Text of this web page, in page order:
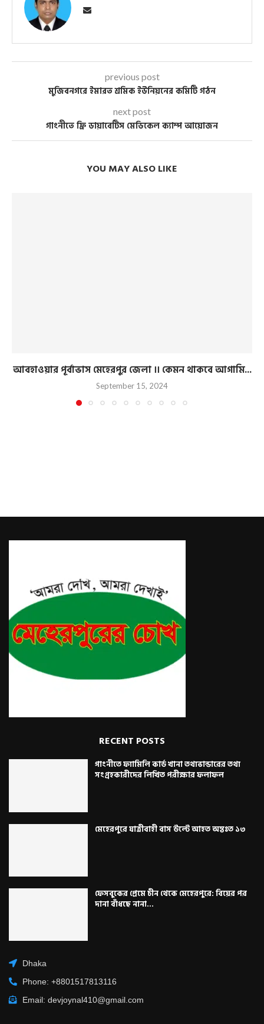
previous post
মুজিবনগরে ইমারত শ্রমিক ইউনিয়নের কমিটি গঠন
next post
গাংনীতে ফ্রি ডায়াবেটিস মেডিকেল ক্যাম্প আয়োজন
YOU MAY ALSO LIKE
আবহাওয়ার পূর্বাভাস মেহেরপুর জেলা ।। কেমন থাকবে আগামি...
September 15, 2024
RECENT POSTS
গাংনীতে ফ্যামিলি কার্ড খানা তথ্যভান্ডারের তথ্য
সংগ্রহকারীদের লিখিত পরীক্ষার ফলাফল
মেহেরপুরে যাত্রীবাহী বাস উল্টে আহত অন্তঃত ১৩
ফেসবুকের প্রেমে চীন থেকে মেহেরপুরে: বিয়ের পর
দানা বাঁধছে নানা...
Dhaka
Phone: +8801517813116
Email: devjoynal410@gmail.com